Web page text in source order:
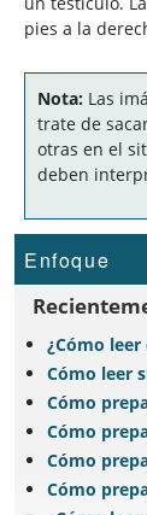
pies a la
Nota: Las
trate de
otras en el
deben
Enfoque
¿Cómo leer
Cómo leer
Cómo
Cómo
Cómo
Cómo